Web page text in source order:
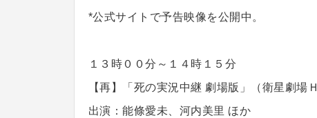
*公式サイトで予告映像を公開中。
１３時００分～１４時１５分
【再】「死の実況中継 劇場版」（衛星劇場Ｈ
出演：能條愛未、河内美里 ほか